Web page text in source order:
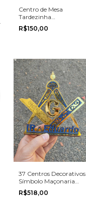
Centro de Mesa
Tardezinha
Personalizado - Kit
com 15 unidades
R$150,00
37 Centros Decorativos
Símbolo Maçonaria
com Nome
R$518,00